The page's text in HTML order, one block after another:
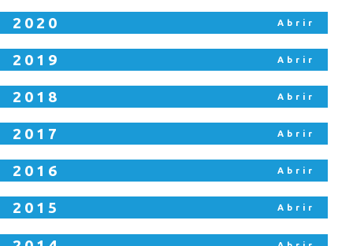
2020
2019
2018
2017
2016
2015